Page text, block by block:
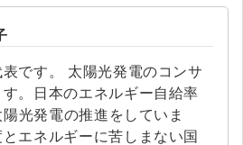
です。 太陽光発電のコンサ
。日本のエネルギー自給率
光発電の推進をしていま
エネルギーに苦しまない国